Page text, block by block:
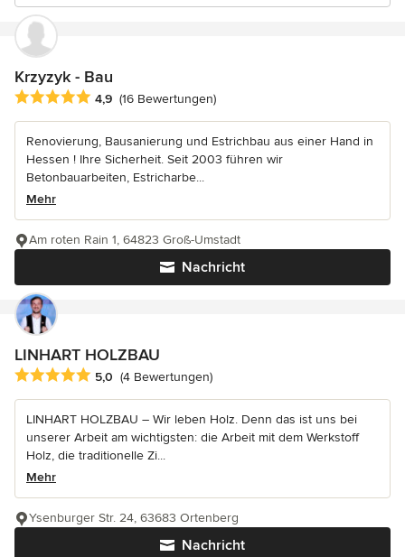
Krzyzyk - Bau
Durchschnittliche Bewertung: 4.9 von 5 Sternen
4,9 (16 Bewertungen)
Renovierung, Bausanierung und Estrichbau aus einer Hand in
Hessen ! Ihre Sicherheit. Seit 2003 führen wir
Betonbauarbeiten, Estricharbe...
Mehr
Nachricht
Am roten Rain 1, 64823 Groß-Umstadt
LINHART HOLZBAU
Durchschnittliche Bewertung: 5 von 5 Sternen
5,0 (4 Bewertungen)
LINHART HOLZBAU – Wir leben Holz. Denn das ist uns bei
unserer Arbeit am wichtigsten: die Arbeit mit dem Werkstoff
Holz, die traditionelle Zi...
Mehr
Nachricht
Ysenburger Str. 24, 63683 Ortenberg